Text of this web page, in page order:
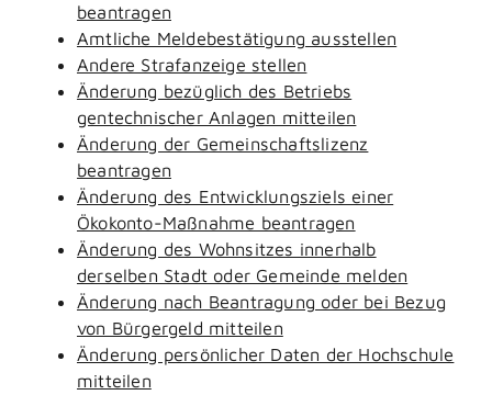
beantragen
Amtliche Meldebestätigung ausstellen
Andere Strafanzeige stellen
Änderung bezüglich des Betriebs
gentechnischer Anlagen mitteilen
Änderung der Gemeinschaftslizenz
beantragen
Änderung des Entwicklungsziels einer
Ökokonto-Maßnahme beantragen
Änderung des Wohnsitzes innerhalb
derselben Stadt oder Gemeinde melden
Änderung nach Beantragung oder bei Bezug
von Bürgergeld mitteilen
Änderung persönlicher Daten der Hochschule
mitteilen